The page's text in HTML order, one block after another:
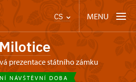
CS MENU
Milotice
prezentace státního zámku
NÁVŠTĚVNÍ DOBA